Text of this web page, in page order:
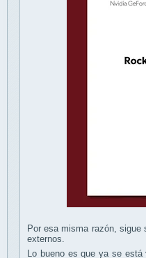
Por esa misma razón,
externos.
Lo bueno es que ya se